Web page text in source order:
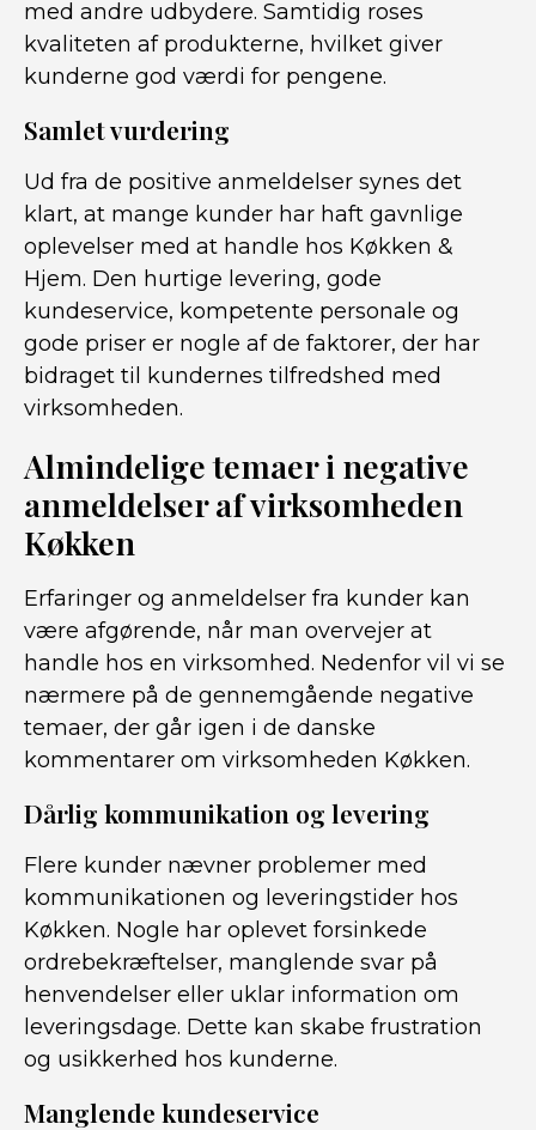
med andre udbydere. Samtidig roses
kvaliteten af produkterne, hvilket giver
kunderne god værdi for pengene.
Samlet vurdering
Ud fra de positive anmeldelser synes det
klart, at mange kunder har haft gavnlige
oplevelser med at handle hos Køkken &
Hjem. Den hurtige levering, gode
kundeservice, kompetente personale og
gode priser er nogle af de faktorer, der har
bidraget til kundernes tilfredshed med
virksomheden.
Almindelige temaer i negative
anmeldelser af virksomheden
Køkken
Erfaringer og anmeldelser fra kunder kan
være afgørende, når man overvejer at
handle hos en virksomhed. Nedenfor vil vi se
nærmere på de gennemgående negative
temaer, der går igen i de danske
kommentarer om virksomheden Køkken.
Dårlig kommunikation og levering
Flere kunder nævner problemer med
kommunikationen og leveringstider hos
Køkken. Nogle har oplevet forsinkede
ordrebekræftelser, manglende svar på
henvendelser eller uklar information om
leveringsdage. Dette kan skabe frustration
og usikkerhed hos kunderne.
Manglende kundeservice